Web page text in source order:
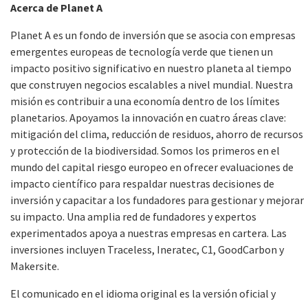
Acerca de Planet A
Planet A es un fondo de inversión que se asocia con empresas
emergentes europeas de tecnología verde que tienen un
impacto positivo significativo en nuestro planeta al tiempo
que construyen negocios escalables a nivel mundial. Nuestra
misión es contribuir a una economía dentro de los límites
planetarios. Apoyamos la innovación en cuatro áreas clave:
mitigación del clima, reducción de residuos, ahorro de recursos
y protección de la biodiversidad. Somos los primeros en el
mundo del capital riesgo europeo en ofrecer evaluaciones de
impacto científico para respaldar nuestras decisiones de
inversión y capacitar a los fundadores para gestionar y mejorar
su impacto. Una amplia red de fundadores y expertos
experimentados apoya a nuestras empresas en cartera. Las
inversiones incluyen Traceless, Ineratec, C1, GoodCarbon y
Makersite.
El comunicado en el idioma original es la versión oficial y